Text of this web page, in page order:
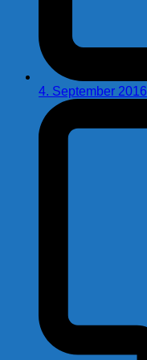
4. September 2016